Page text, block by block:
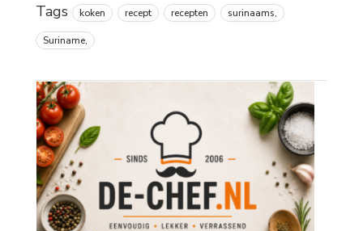
Tags koken recept recepten surinaams,
Suriname,